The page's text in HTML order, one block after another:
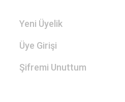
Yeni Üyelik
Üye Girişi
Şifremi Unuttum